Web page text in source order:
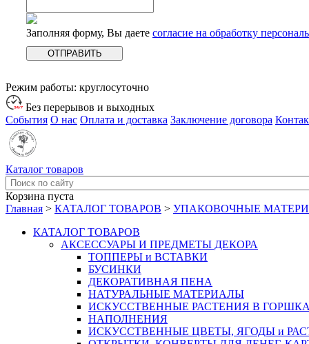
Заполняя форму, Вы даете согласие на обработку
Режим работы: круглосуточно
Без перерывов и выходных
События О нас Оплата и доставка Заключение договора
Каталог товаров
Корзина пуста
Главная > КАТАЛОГ ТОВАРОВ > УПАКОВОЧНЫЕ
КАТАЛОГ ТОВАРОВ
АКСЕССУАРЫ И ПРЕДМЕТЫ ДЕКОРА
ТОППЕРЫ и ВСТАВКИ
БУСИНКИ
ДЕКОРАТИВНАЯ ПЕНА
НАТУРАЛЬНЫЕ МАТЕРИАЛЫ
ИСКУССТВЕННЫЕ РАСТЕНИЯ В
НАПОЛНЕНИЯ
ИСКУССТВЕННЫЕ ЦВЕТЫ, ЯГОДЫ и